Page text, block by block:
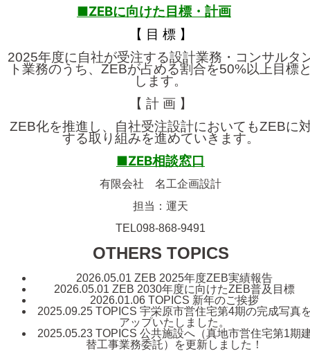
■ZEBに向けた目標・計画
【 目 標 】
2025年度に自社が受注する設計業務・コンサルタ
ト業務のうち、ZEBが占める割合を50%以上目標
します。
【 計 画 】
ZEB化を推進し、自社受注設計においてもZEBに
する取り組みを進めていきます。
■ZEB相談窓口
有限会社 名工企画設計
担当：運天
TEL098-868-9491
OTHERS TOPICS
2026.05.01 ZEB 2025年度ZEB実績報告
2026.05.01 ZEB 2030年度に向けたZEB普及目標
2026.01.06 TOPICS 新年のご挨拶
2025.09.25 TOPICS 宇栄原市営住宅第4期の完成写真
アップいたしました。
2025.05.23 TOPICS 公共施設へ（真地市営住宅第1期
替工事業務委託）を更新しました！